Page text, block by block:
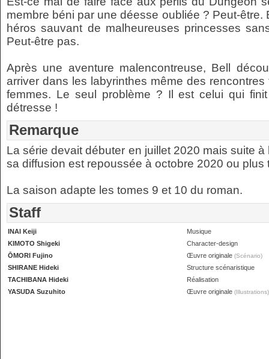
membre béni par une déesse oubliée ? Peut-être.
héros sauvant de malheureuses princesses
Peut-être pas.
Après une aventure malencontreuse, Bell
arriver dans les labyrinthes même des
femmes. Le seul problème ? Il est celui qui
détresse !
Remarque
La série devait débuter en juillet 2020 mais suite
sa diffusion est repoussée à octobre 2020 ou plus
La saison adapte les tomes 9 et 10 du roman.
Staff
INAI Keiji
Musique
KIMOTO Shigeki
Character-design
ŌMORI Fujino
Œuvre originale (Scénario)
SHIRANE Hideki
Structure scénaristique
TACHIBANA Hideki
Réalisation
YASUDA Suzuhito
Œuvre originale (Illustrations)